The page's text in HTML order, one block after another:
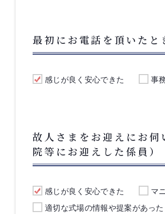
最初にお電話を頂いた
感じが良く安心できた 事
故人さまをお迎えにお
院等にお迎えした係員）
感じが良く安心できた マ
適切な式場の情報や提案があった